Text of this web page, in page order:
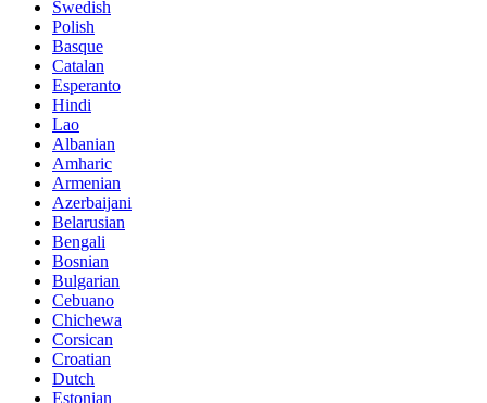
Swedish
Polish
Basque
Catalan
Esperanto
Hindi
Lao
Albanian
Amharic
Armenian
Azerbaijani
Belarusian
Bengali
Bosnian
Bulgarian
Cebuano
Chichewa
Corsican
Croatian
Dutch
Estonian